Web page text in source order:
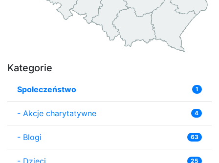
Kategorie
Społeczeństwo 1
- Akcje charytatywne 4
- Blogi 63
- Dzieci 25